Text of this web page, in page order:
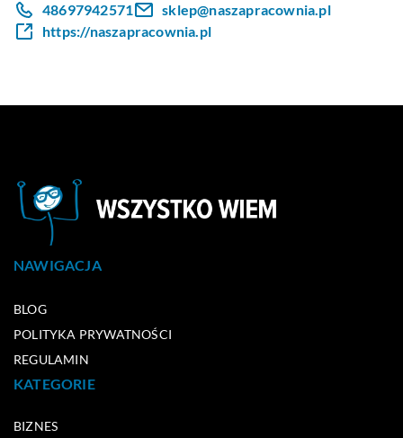
48697942571
sklep@naszapracownia.pl
https://naszapracownia.pl
NAWIGACJA
BLOG
POLITYKA PRYWATNOŚCI
REGULAMIN
KATEGORIE
BIZNES